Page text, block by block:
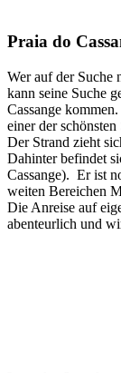
Praia do
Wer auf der Suche
kann seine Suche
Cassange
einer der
Der Strand zieht
Dahinter befindet
Cassange). Er ist
weiten Bereichen
Die Anreise auf
abenteurlich und